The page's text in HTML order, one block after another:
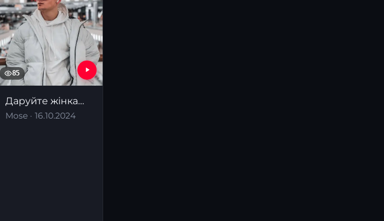
85
Даруйте жінкам троянди
Mose · 16.10.2024